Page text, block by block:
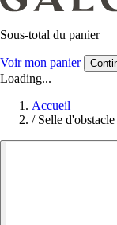
Sous-total du panier
Voir mon panier
Loading...
Accueil
/ Selle